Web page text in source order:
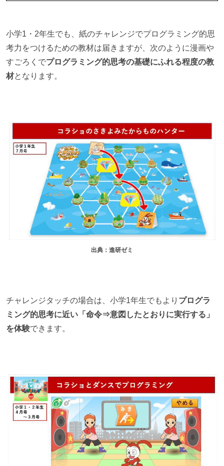
小学1・2年生でも、紙のチャレンジでプログラミング的思
考力をつけるための教材は届きますが、次のように漫画や
すごろくでプログラミング的思考の基礎にふれる程度の教
材となります。
出典：進研ゼミ
チャレンジタッチの場合は、小学1年生でもより プログラ
ミング的思考に近い「命令⇒意図したとおりに実行する」
を体験できます。